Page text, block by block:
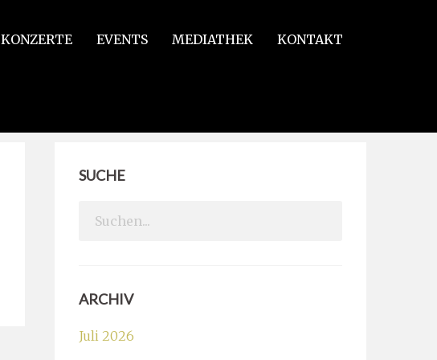
KONZERTE EVENTS MEDIATHEK KONTAKT
SUCHE
Search
ARCHIV
Juli 2026